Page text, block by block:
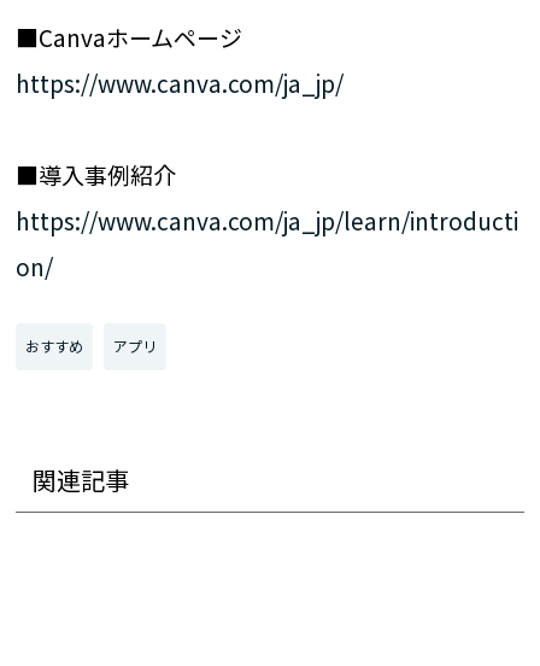
■Canvaホームページ
https://www.canva.com/ja_jp/
■導入事例紹介
https://www.canva.com/ja_jp/learn/introducti
on/
おすすめ アプリ
関連記事